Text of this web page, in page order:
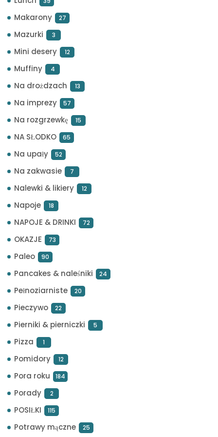
Makarony 27
Mazurki 3
Mini desery 12
Muffiny 4
Na drożdzach 13
Na imprezy 57
Na rozgrzewkę 15
NA SŁODKO 65
Na upały 52
Na zakwasie 7
Nalewki & likiery 12
Napoje 18
NAPOJE & DRINKI 72
OKAZJE 73
Paleo 90
Pancakes & naleśniki 24
Pełnoziarniste 20
Pieczywo 22
Pierniki & pierniczki 5
Pizza 1
Pomidory 12
Pora roku 184
Porady 2
POSIŁKI 115
Potrawy mączne 25